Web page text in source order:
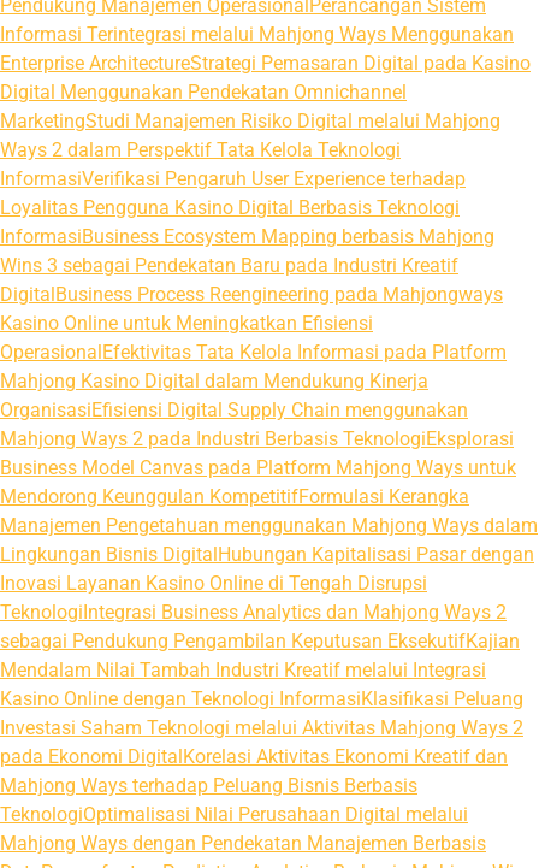
Pendukung Manajemen OperasionalPerancangan Sistem
Informasi Terintegrasi melalui Mahjong Ways Menggunakan
Enterprise ArchitectureStrategi Pemasaran Digital pada Kasino
Digital Menggunakan Pendekatan Omnichannel
MarketingStudi Manajemen Risiko Digital melalui Mahjong
Ways 2 dalam Perspektif Tata Kelola Teknologi
InformasiVerifikasi Pengaruh User Experience terhadap
Loyalitas Pengguna Kasino Digital Berbasis Teknologi
InformasiBusiness Ecosystem Mapping berbasis Mahjong
Wins 3 sebagai Pendekatan Baru pada Industri Kreatif
DigitalBusiness Process Reengineering pada Mahjongways
Kasino Online untuk Meningkatkan Efisiensi
OperasionalEfektivitas Tata Kelola Informasi pada Platform
Mahjong Kasino Digital dalam Mendukung Kinerja
OrganisasiEfisiensi Digital Supply Chain menggunakan
Mahjong Ways 2 pada Industri Berbasis TeknologiEksplorasi
Business Model Canvas pada Platform Mahjong Ways untuk
Mendorong Keunggulan KompetitifFormulasi Kerangka
Manajemen Pengetahuan menggunakan Mahjong Ways dalam
Lingkungan Bisnis DigitalHubungan Kapitalisasi Pasar dengan
Inovasi Layanan Kasino Online di Tengah Disrupsi
TeknologiIntegrasi Business Analytics dan Mahjong Ways 2
sebagai Pendukung Pengambilan Keputusan EksekutifKajian
Mendalam Nilai Tambah Industri Kreatif melalui Integrasi
Kasino Online dengan Teknologi InformasiKlasifikasi Peluang
Investasi Saham Teknologi melalui Aktivitas Mahjong Ways 2
pada Ekonomi DigitalKorelasi Aktivitas Ekonomi Kreatif dan
Mahjong Ways terhadap Peluang Bisnis Berbasis
TeknologiOptimalisasi Nilai Perusahaan Digital melalui
Mahjong Ways dengan Pendekatan Manajemen Berbasis